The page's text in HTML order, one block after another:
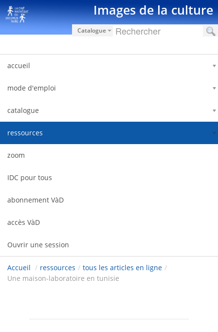
Saut au contenu Images de la culture
Catalogue
accueil
mode d'emploi
catalogue
ressources
zoom
IDC pour tous
abonnement VàD
accès VàD
Ouvrir une session
Accueil / ressources / tous les articles en ligne /
Une maison-laboratoire en tunisie